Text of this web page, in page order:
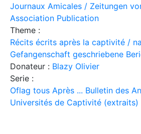
Journaux Amicales / Zeitungen
Association Publication
Theme :
Récits écrits après la captivité /
Gefangenschaft geschriebene
Donateur : Blazy Olivier
Serie :
Oflag tous Après ... Bulletin des
Universités de Captivité (extraits)